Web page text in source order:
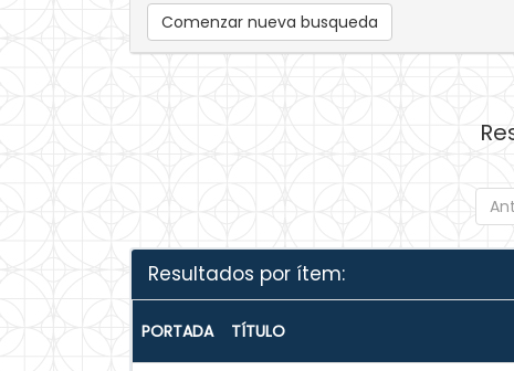
Comenzar nueva busqueda
Resultados por ítem:
PORTADA TÍTULO